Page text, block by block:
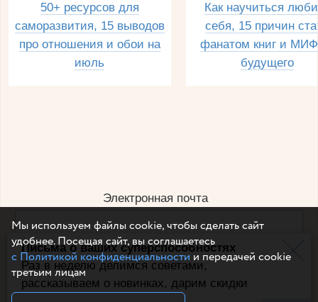
Письма о ваших суперспособностях
Раз в неделю делимся советами,
рассказываем о новинках, дарим скидки
50+ ресурсов для
саморазвития, 15 выводов
про отношения и обои на
июль
Как научиться
себя, 15 причин
фанатом книг и
будущего
Электронная почта
Например, dulsineya@gmail.com
Без спама и смс
Подписаться
Мы используем файлы cookie, чтобы сделать сайт
удобнее. Посещая сайт, вы соглашаетесь
с Политикой конфиденциальностии передачей cookie
третьим лицам